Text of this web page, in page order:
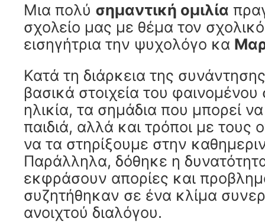
Μια πολύ σημαντική ομιλία
σχολείο μας με θέμα τον
εισηγήτρια την ψυχολόγο κα
Κατά τη διάρκεια της
βασικά στοιχεία του
ηλικία, τα σημάδια που μπορεί
παιδιά, αλλά και τρόποι με τους
να τα στηρίξουμε στην
Παράλληλα, δόθηκε η
εκφράσουν απορίες και
συζητήθηκαν σε ένα κλίμα
ανοιχτού διαλόγου.